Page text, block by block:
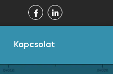
Kapcsolat